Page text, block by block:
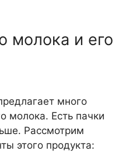
молока и его
много
молока. Есть пачки
Рассмотрим
этого продукта: